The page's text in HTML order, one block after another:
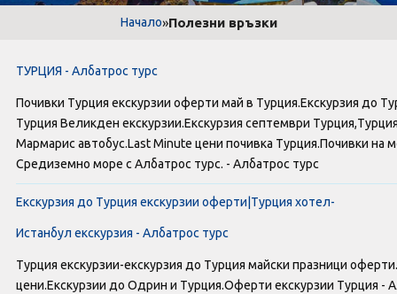
LAST MINUTE оферти
Оферти За Нова Година
Септемврийски Празници
Автобусни Екскурзии
Албатрос Турс
Документи
Начало»Полезни връзки
ТУРЦИЯ - Албатрос турс
Почивки Турция екскурзии оферти май в Турция.Екскурзия до
Турция Великден екскурзии.Екскурзия септември
Мармарис автобус.Last Minute цени почивка Турция.Почивки на
Средиземно море с Албатрос турс. - Албатрос турс
Екскурзия до Турция екскурзии оферти|Турция хотел-
Истанбул екскурзия - Албатрос турс
Турция екскурзии-екскурзия до Турция майски празници
цени.Екскурзии до Одрин и Турция.Оферти екскурзии Турция -